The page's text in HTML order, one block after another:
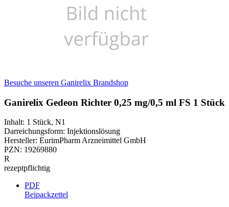
Besuche unseren Ganirelix Brandshop
Ganirelix Gedeon Richter 0,25 mg/0,5 ml FS 1 Stück
Inhalt: 1 Stück, N1
Darreichungsform: Injektionslösung
Hersteller: EurimPharm Arzneimittel GmbH
PZN: 19269880
R
rezeptpflichtig
PDF
Beipackzettel